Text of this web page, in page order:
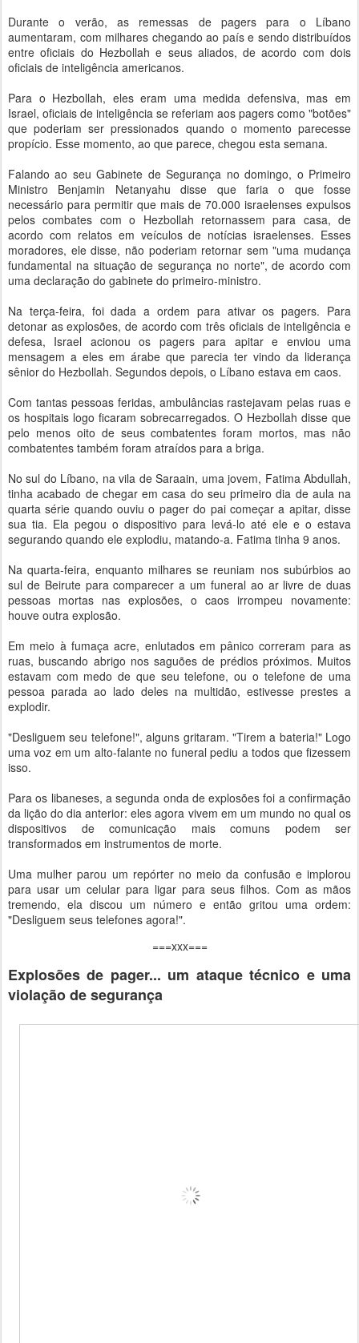
Durante o verão, as remessas de pagers para o Líbano
aumentaram, com milhares chegando ao país e sendo distribuídos
entre oficiais do Hezbollah e seus aliados, de acordo com dois
oficiais de inteligência americanos.
Para o Hezbollah, eles eram uma medida defensiva, mas em
Israel, oficiais de inteligência se referiam aos pagers como "botões"
que poderiam ser pressionados quando o momento parecesse
propício. Esse momento, ao que parece, chegou esta semana.
Falando ao seu Gabinete de Segurança no domingo, o Primeiro
Ministro Benjamin Netanyahu disse que faria o que fosse
necessário para permitir que mais de 70.000 israelenses expulsos
pelos combates com o Hezbollah retornassem para casa, de
acordo com relatos em veículos de notícias israelenses. Esses
moradores, ele disse, não poderiam retornar sem "uma mudança
fundamental na situação de segurança no norte", de acordo com
uma declaração do gabinete do primeiro-ministro.
Na terça-feira, foi dada a ordem para ativar os pagers. Para
detonar as explosões, de acordo com três oficiais de inteligência e
defesa, Israel acionou os pagers para apitar e enviou uma
mensagem a eles em árabe que parecia ter vindo da liderança
sênior do Hezbollah. Segundos depois, o Líbano estava em caos.
Com tantas pessoas feridas, ambulâncias rastejavam pelas ruas e
os hospitais logo ficaram sobrecarregados. O Hezbollah disse que
pelo menos oito de seus combatentes foram mortos, mas não
combatentes também foram atraídos para a briga.
No sul do Líbano, na vila de Saraain, uma jovem, Fatima Abdullah,
tinha acabado de chegar em casa do seu primeiro dia de aula na
quarta série quando ouviu o pager do pai começar a apitar, disse
sua tia. Ela pegou o dispositivo para levá-lo até ele e o estava
segurando quando ele explodiu, matando-a. Fatima tinha 9 anos.
Na quarta-feira, enquanto milhares se reuniam nos subúrbios ao
sul de Beirute para comparecer a um funeral ao ar livre de duas
pessoas mortas nas explosões, o caos irrompeu novamente:
houve outra explosão.
Em meio à fumaça acre, enlutados em pânico correram para as
ruas, buscando abrigo nos saguões de prédios próximos. Muitos
estavam com medo de que seu telefone, ou o telefone de uma
pessoa parada ao lado deles na multidão, estivesse prestes a
explodir.
"Desliguem seu telefone!", alguns gritaram. "Tirem a bateria!" Logo
uma voz em um alto-falante no funeral pediu a todos que fizessem
isso.
Para os libaneses, a segunda onda de explosões foi a confirmação
da lição do dia anterior: eles agora vivem em um mundo no qual os
dispositivos de comunicação mais comuns podem ser
transformados em instrumentos de morte.
Uma mulher parou um repórter no meio da confusão e implorou
para usar um celular para ligar para seus filhos. Com as mãos
tremendo, ela discou um número e então gritou uma ordem:
"Desliguem seus telefones agora!".
===xxx===
Explosões de pager... um ataque técnico e uma
violação de segurança